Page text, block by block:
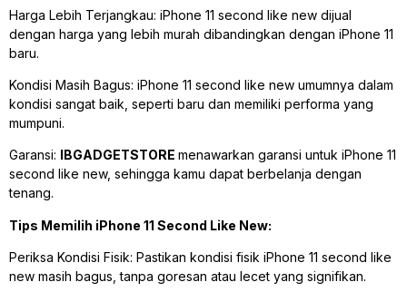
Harga Lebih Terjangkau: iPhone 11 second like new dijual
dengan harga yang lebih murah dibandingkan dengan iPhone 11
baru.
Kondisi Masih Bagus: iPhone 11 second like new umumnya dalam
kondisi sangat baik, seperti baru dan memiliki performa yang
mumpuni.
Garansi: IBGADGETSTORE menawarkan garansi untuk iPhone 11
second like new, sehingga kamu dapat berbelanja dengan
tenang.
Tips Memilih iPhone 11 Second Like New:
Periksa Kondisi Fisik: Pastikan kondisi fisik iPhone 11 second like
new masih bagus, tanpa goresan atau lecet yang signifikan.